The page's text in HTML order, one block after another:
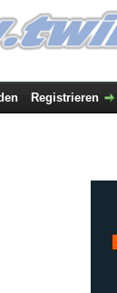
Registrieren